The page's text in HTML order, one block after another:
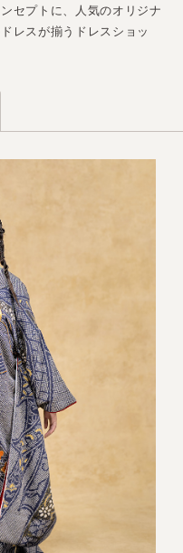
セプトに、人気のオリジナ
レスが揃うドレスショッ